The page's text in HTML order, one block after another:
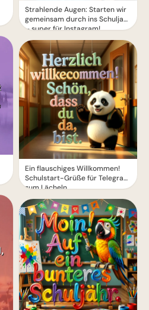
Strahlende Augen: Starten wir
gemeinsam durch ins Schuljahr
– super für Instagram!
Ein flauschiges Willkommen!
Schulstart-Grüße für Telegram
zum Lächeln